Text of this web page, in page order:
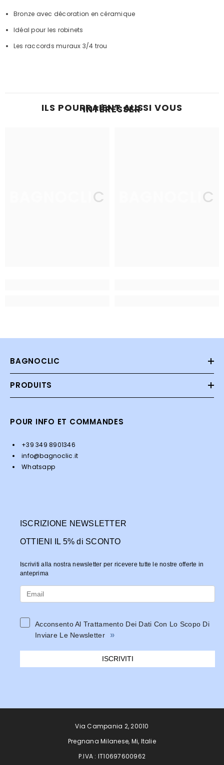
Bronze avec décoration en céramique
Idéal pour les robinets
Les raccords muraux 3/4 trou
ILS POURRAIENT AUSSI VOUS
INTÉRESSER
BAGNOCLIC BAGNOCLIC
BAGNOCLIC
PRODUITS
POUR INFO ET COMMANDES
+39 349 8901346
info@bagnoclic.it
Whatsapp
ISCRIZIONE NEWSLETTER
OTTIENI IL 5% di SCONTO
Iscriviti alla nostra newsletter per ricevere tutte le nostre offerte in
anteprima
Acconsento Al Trattamento Dei Dati Con Lo Scopo Di
Inviare Le Newsletter
»
ISCRIVITI
Via Campania 2, 20010
Pregnana Milanese, Mi, Italie
P.IVA : IT10697600962